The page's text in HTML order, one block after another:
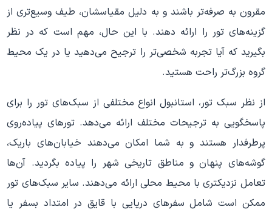
مقرون به صرفه‌تر باشند و به دلیل مقیاسشان، طیف وسیع‌تری از
گزینه‌های تور را ارائه دهند. با این حال، مهم است که در نظر
بگیرید که آیا تجربه شخصی‌تر را ترجیح می‌دهید یا در یک محیط
گروه بزرگ‌تر راحت هستید.
از نظر سبک تور، استانبول انواع مختلفی از سبک‌های تور را برای
پاسخگویی به ترجیحات مختلف ارائه می‌دهد. تورهای پیاده‌روی
پرطرفدار هستند و به شما امکان می‌دهند خیابان‌های باریک،
گوشه‌های پنهان و مناطق تاریخی شهر را پیاده بگردید. آن‌ها
تعامل نزدیکتری با محیط محلی ارائه می‌دهند. سایر سبک‌های تور
ممکن است شامل سفرهای دریایی با قایق در امتداد بسفر یا